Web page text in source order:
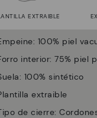
EXTRAIBLE
100% piel
interior: 75% piel
100% sintético
extraible
de cierre: